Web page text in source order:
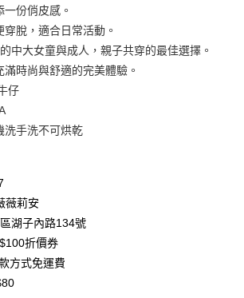
中國信託商業銀行
】
供，台灣大哥大用戶可立即使用無須另外申請。
你分期」，訂單成立後會自動跳轉到大哥付的交易
數及費用金額請依後續交易確認頁面所載為準。
未前往確認交易或遇審核未通過，訂單將自動取
通過狀況，表示未達大哥付你分期系統評分，恕無
單，「大哥付你分期」於每月結算日後寄送繳費提
後，可選擇「超商條碼／台灣大直營門市／銀行轉
」等通路繳費。
到商品之後才付款」的支付方式。 讓您購物簡單
、不需綁卡、不需儲值。
，簡訊認證，即可結帳。
服務後，再付款。
結帳流程】
先享後付」後，將跳轉至「AFTEE先享後付」
並確認金額後，即可完成結帳。
將收到繳費通知簡訊。
含以上)免運費
份俏皮感。
脫，適合日常活動。
中大女童與成人，親子共穿的最佳選擇。
時尚與舒適的完美體驗。
仔
洗手洗不可烘乾
薇莉安
湖子內路134號
折價券
方式免運費